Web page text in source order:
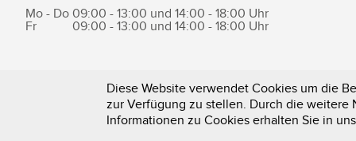
Mo - Do 09:00 - 13:00 und 14:00 - 18:00 Uhr
Fr
09:00 - 13:00 und 14:00 - 18:00 Uhr
0351 - 43 83 89 23
Diese Website verwendet Cookies um die
zur Verfügung zu stellen. Durch die weitere
Informationen zu Cookies erhalten Sie in